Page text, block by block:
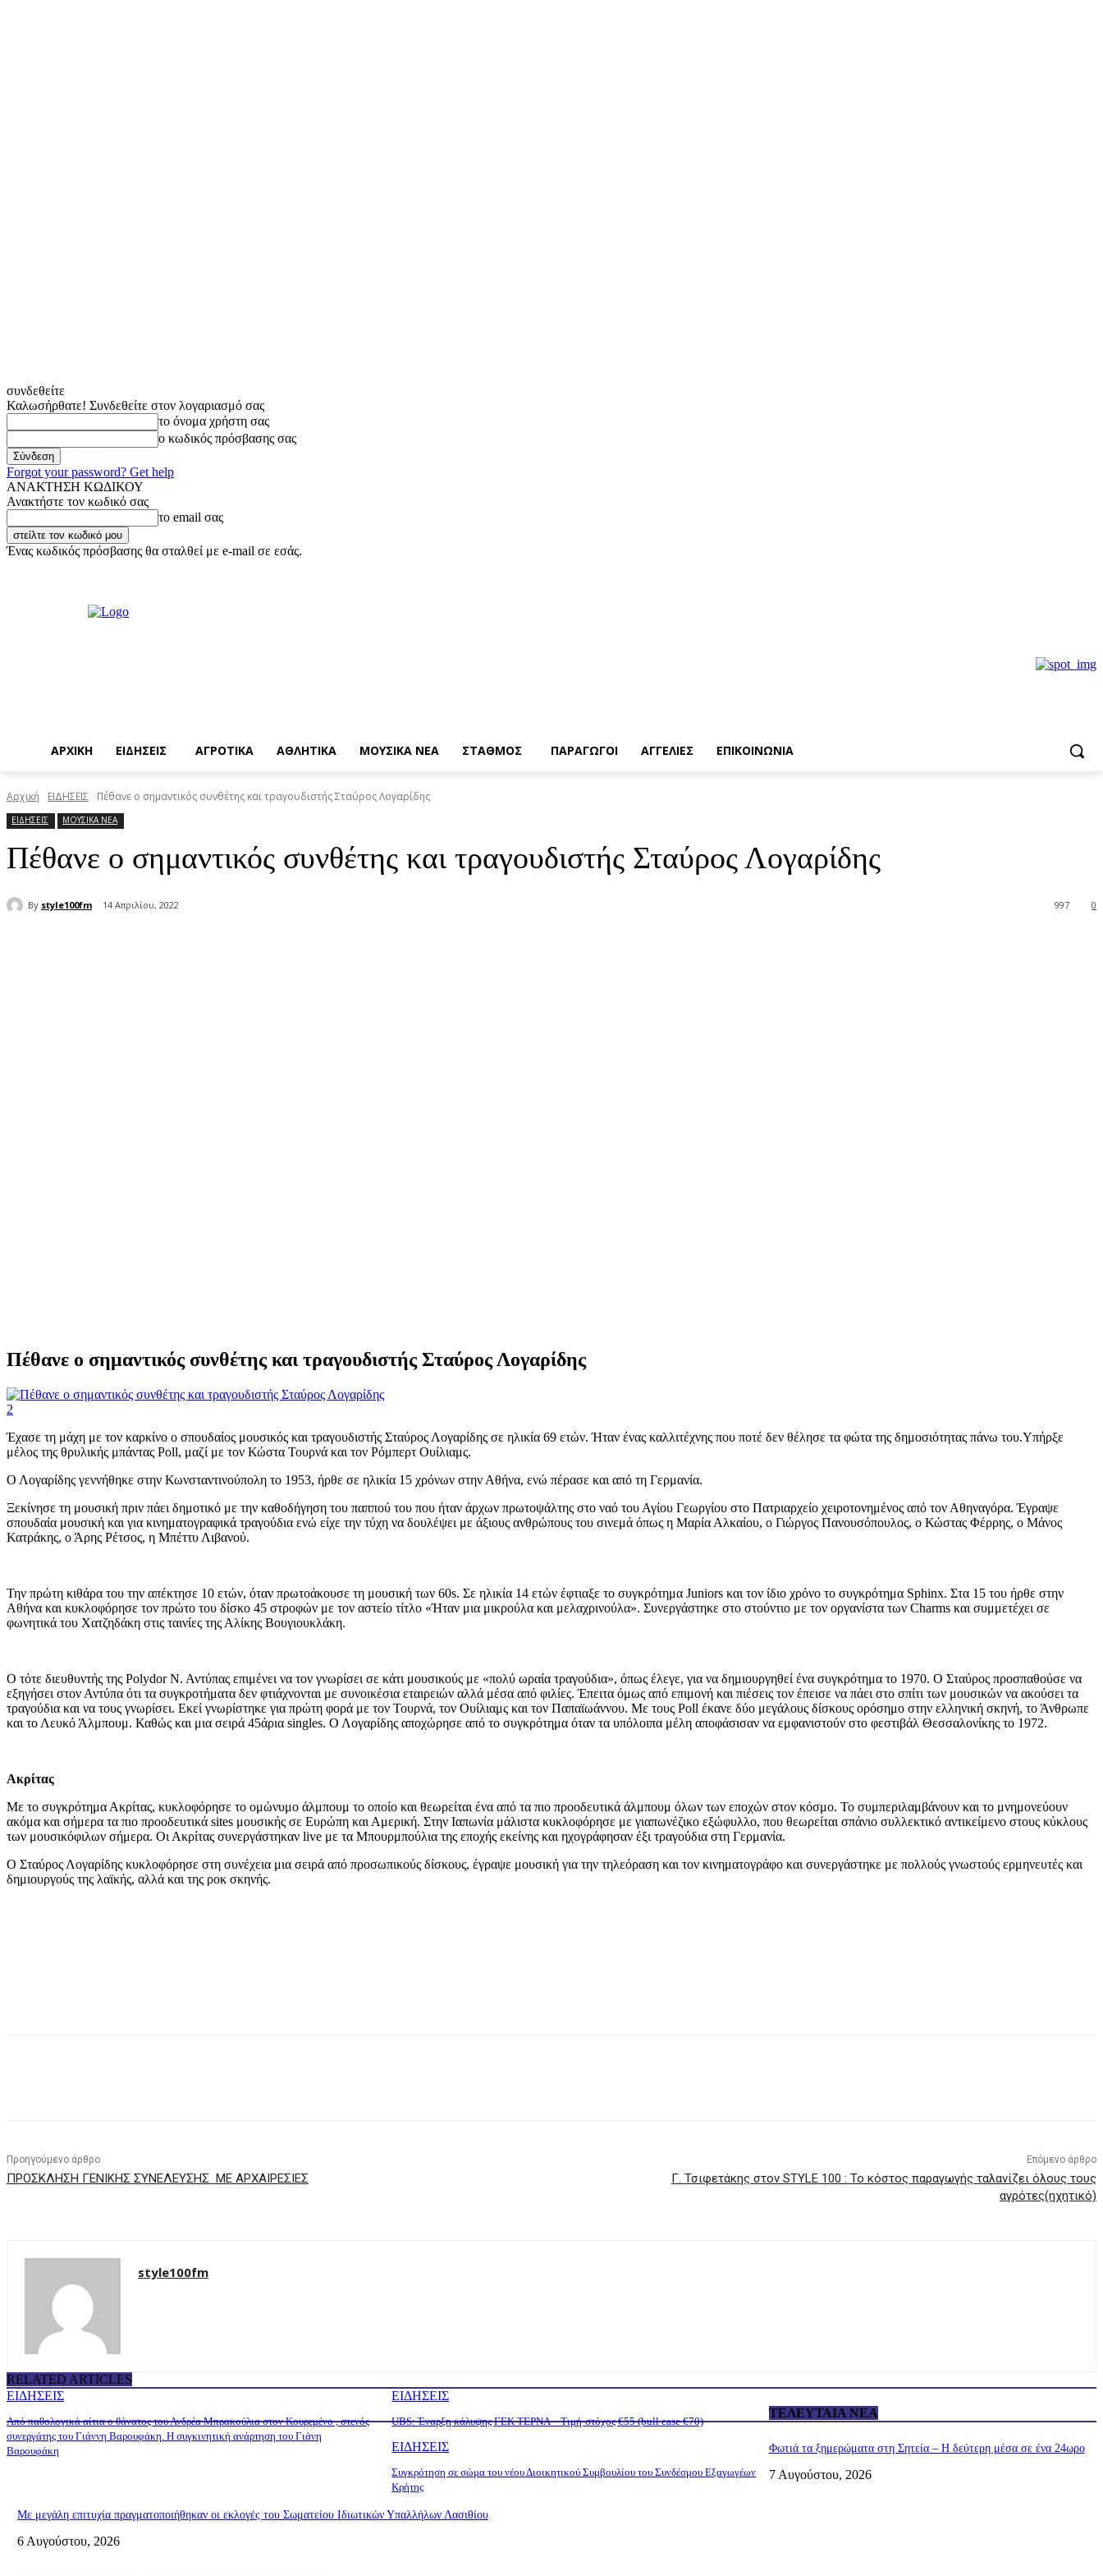
συνδεθείτε
Καλωσήρθατε! Συνδεθείτε στον λογαριασμό σας
το όνομα χρήστη σας
ο κωδικός πρόσβασης σας
Forgot your password? Get help
ΑΝΑΚΤΗΣΗ ΚΩΔΙΚΟΥ
Ανακτήστε τον κωδικό σας
το email σας
Ένας κωδικός πρόσβασης θα σταλθεί με e-mail σε εσάς.
ΑΡΧΙΚΗ ΕΙΔΗΣΕΙΣ ΑΓΡΟΤΙΚΑ ΑΘΛΗΤΙΚΑ ΜΟΥΣΙΚΑ ΝΕΑ ΣΤΑΘΜΟΣ ΠΑΡΑΓΩΓΟΙ ΑΓΓΕΛΙΕΣ ΕΠΙΚΟΙΝΩΝΙΑ
Αρχική ΕΙΔΗΣΕΙΣ Πέθανε ο σημαντικός συνθέτης και τραγουδιστής Σταύρος Λογαρίδης
ΕΙΔΗΣΕΙΣ ΜΟΥΣΙΚΑ ΝΕΑ
Πέθανε ο σημαντικός συνθέτης και τραγουδιστής Σταύρος Λογαρίδης
By style100fm 14 Απριλίου, 2022 0
997
Πέθανε ο σημαντικός συνθέτης και τραγουδιστής Σταύρος Λογαρίδης
2
Έχασε τη μάχη με τον καρκίνο ο σπουδαίος μουσικός και τραγουδιστής Σταύρος Λογαρίδης σε ηλικία 69 ετών. Ήταν ένας καλλιτέχνης που ποτέ δεν θέλησε τα φώτα της δημοσιότητας πάνω του.Υπήρξε
μέλος της θρυλικής μπάντας Poll, μαζί με τον Κώστα Τουρνά και τον Ρόμπερτ Ουίλιαμς.
Ο Λογαρίδης γεννήθηκε στην Κωνσταντινούπολη το 1953, ήρθε σε ηλικία 15 χρόνων στην Αθήνα, ενώ πέρασε και από τη Γερμανία.
Ξεκίνησε τη μουσική πριν πάει δημοτικό με την καθοδήγηση του παππού του που ήταν άρχων πρωτοψάλτης στο ναό του Αγίου Γεωργίου στο Πατριαρχείο χειροτονημένος από τον Αθηναγόρα. Έγραψε
σπουδαία μουσική και για κινηματογραφικά τραγούδια ενώ είχε την τύχη να δουλέψει με άξιους ανθρώπους του σινεμά όπως η Μαρία Αλκαίου, ο Γιώργος Πανουσόπουλος, ο Κώστας Φέρρης, ο Μάνος
Κατράκης, ο Άρης Ρέτσος, η Μπέττυ Λιβανού.
Την πρώτη κιθάρα του την απέκτησε 10 ετών, όταν πρωτοάκουσε τη μουσική των 60s. Σε ηλικία 14 ετών έφτιαξε το συγκρότημα Juniors και τον ίδιο χρόνο το συγκρότημα Sphinx. Στα 15 του ήρθε στην
Αθήνα και κυκλοφόρησε τον πρώτο του δίσκο 45 στροφών με τον αστείο τίτλο «Ήταν μια μικρούλα και μελαχρινούλα». Συνεργάστηκε στο στούντιο με τον οργανίστα των Charms και συμμετέχει σε
φωνητικά του Χατζηδάκη στις ταινίες της Αλίκης Βουγιουκλάκη.
Ο τότε διευθυντής της Polydor Ν. Αντύπας επιμένει να τον γνωρίσει σε κάτι μουσικούς με «πολύ ωραία τραγούδια», όπως έλεγε, για να δημιουργηθεί ένα συγκρότημα το 1970. Ο Σταύρος προσπαθούσε να
εξηγήσει στον Αντύπα ότι τα συγκροτήματα δεν φτιάχνονται με συνοικέσια εταιρειών αλλά μέσα από φιλίες. Έπειτα όμως από επιμονή και πιέσεις τον έπεισε να πάει στο σπίτι των μουσικών να ακούσει τα
τραγούδια και να τους γνωρίσει. Εκεί γνωρίστηκε για πρώτη φορά με τον Τουρνά, τον Ουίλιαμς και τον Παπαϊωάννου. Με τους Poll έκανε δύο μεγάλους δίσκους ορόσημο στην ελληνική σκηνή, το Άνθρωπε
και το Λευκό Άλμπουμ. Καθώς και μια σειρά 45άρια singles. Ο Λογαρίδης αποχώρησε από το συγκρότημα όταν τα υπόλοιπα μέλη αποφάσισαν να εμφανιστούν στο φεστιβάλ Θεσσαλονίκης το 1972.
Ακρίτας
Με το συγκρότημα Ακρίτας, κυκλοφόρησε το ομώνυμο άλμπουμ το οποίο και θεωρείται ένα από τα πιο προοδευτικά άλμπουμ όλων των εποχών στον κόσμο. Το συμπεριλαμβάνουν και το μνημονεύουν
ακόμα και σήμερα τα πιο προοδευτικά sites μουσικής σε Ευρώπη και Αμερική. Στην Ιαπωνία μάλιστα κυκλοφόρησε με γιαπωνέζικο εξώφυλλο, που θεωρείται σπάνιο συλλεκτικό αντικείμενο στους κύκλους
των μουσικόφιλων σήμερα. Οι Ακρίτας συνεργάστηκαν live με τα Μπουρμπούλια της εποχής εκείνης και ηχογράφησαν έξι τραγούδια στη Γερμανία.
Ο Σταύρος Λογαρίδης κυκλοφόρησε στη συνέχεια μια σειρά από προσωπικούς δίσκους, έγραψε μουσική για την τηλεόραση και τον κινηματογράφο και συνεργάστηκε με πολλούς γνωστούς ερμηνευτές και
δημιουργούς της λαϊκής, αλλά και της ροκ σκηνής.
Προηγούμενο άρθρο
ΠΡΟΣΚΛΗΣΗ ΓΕΝΙΚΗΣ ΣΥΝΕΛΕΥΣΗΣ ΜΕ ΑΡΧΑΙΡΕΣΙΕΣ
Επόμενο άρθρο
Γ. Τσιφετάκης στον STYLE 100 : Το κόστος παραγωγής ταλανίζει όλους τους
αγρότες(ηχητικό)
style100fm
RELATED ARTICLES
ΕΙΔΗΣΕΙΣ
Από παθολογικά αίτια ο θάνατος του Ανδρέα Μπρακούλια στον Kουρεμένο , στενός
συνεργάτης του Γιάννη Βαρουφάκη. Η συγκινητική ανάρτηση του Γιάνη
Βαρουφάκη
ΕΙΔΗΣΕΙΣ
UBS: Έναρξη κάλυψης ΓΕΚ ΤΕΡΝΑ – Tιμή-στόχος €55 (bull case €70)
ΕΙΔΗΣΕΙΣ
Συγκρότηση σε σώμα του νέου Διοικητικού Συμβουλίου του Συνδέσμου Εξαγωγέων
Κρήτης
ΤΕΛΕΥΤΑΊΑ ΝΈΑ
Φωτιά τα ξημερώματα στη Σητεία – Η δεύτερη μέσα σε ένα 24ωρο
7 Αυγούστου, 2026
Με μεγάλη επιτυχία πραγματοποιήθηκαν οι εκλογές του Σωματείου Ιδιωτικών Υπαλλήλων Λασιθίου
6 Αυγούστου, 2026